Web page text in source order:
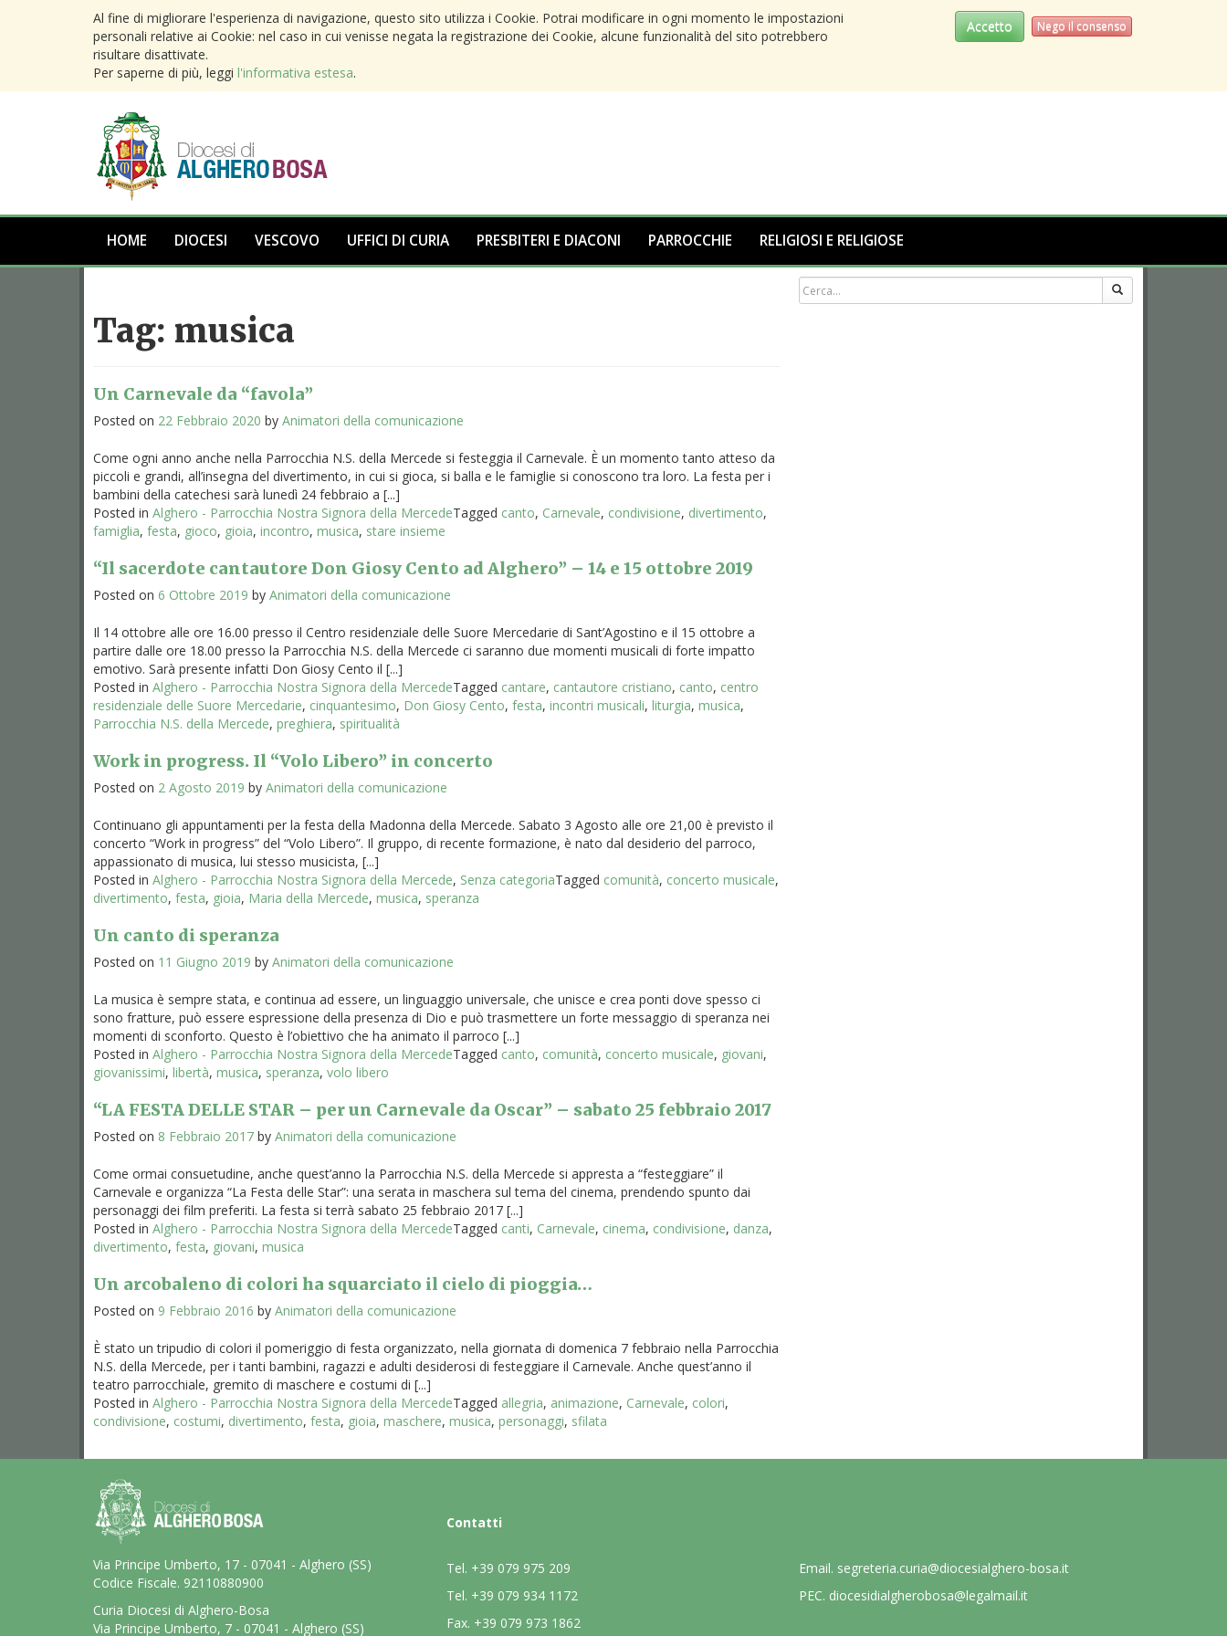
Al fine di migliorare l'esperienza di navigazione, questo sito utilizza i Cookie. Potrai modificare in ogni momento le impostazioni
personali relative ai Cookie: nel caso in cui venisse negata la registrazione dei Cookie, alcune funzionalità del sito potrebbero
risultare disattivate.
Per saperne di più, leggi l'informativa estesa.
Accetto Nego il consenso
HOME DIOCESI VESCOVO UFFICI DI CURIA PRESBITERI E DIACONI PARROCCHIE RELIGIOSI E RELIGIOSE
Tag: musica
Un Carnevale da “favola”
Posted on 22 Febbraio 2020 by Animatori della comunicazione
Come ogni anno anche nella Parrocchia N.S. della Mercede si festeggia il Carnevale. È un momento tanto atteso da
piccoli e grandi, all’insegna del divertimento, in cui si gioca, si balla e le famiglie si conoscono tra loro. La festa per i
bambini della catechesi sarà lunedì 24 febbraio a [...]
Posted in Alghero - Parrocchia Nostra Signora della MercedeTagged canto, Carnevale, condivisione, divertimento,
famiglia, festa, gioco, gioia, incontro, musica, stare insieme
“Il sacerdote cantautore Don Giosy Cento ad Alghero” – 14 e 15 ottobre 2019
Posted on 6 Ottobre 2019 by Animatori della comunicazione
Il 14 ottobre alle ore 16.00 presso il Centro residenziale delle Suore Mercedarie di Sant’Agostino e il 15 ottobre a
partire dalle ore 18.00 presso la Parrocchia N.S. della Mercede ci saranno due momenti musicali di forte impatto
emotivo. Sarà presente infatti Don Giosy Cento il [...]
Posted in Alghero - Parrocchia Nostra Signora della MercedeTagged cantare, cantautore cristiano, canto, centro
residenziale delle Suore Mercedarie, cinquantesimo, Don Giosy Cento, festa, incontri musicali, liturgia, musica,
Parrocchia N.S. della Mercede, preghiera, spiritualità
Work in progress. Il “Volo Libero” in concerto
Posted on 2 Agosto 2019 by Animatori della comunicazione
Continuano gli appuntamenti per la festa della Madonna della Mercede. Sabato 3 Agosto alle ore 21,00 è previsto il
concerto “Work in progress” del “Volo Libero”. Il gruppo, di recente formazione, è nato dal desiderio del parroco,
appassionato di musica, lui stesso musicista, [...]
Posted in Alghero - Parrocchia Nostra Signora della Mercede, Senza categoriaTagged comunità, concerto musicale,
divertimento, festa, gioia, Maria della Mercede, musica, speranza
Un canto di speranza
Posted on 11 Giugno 2019 by Animatori della comunicazione
La musica è sempre stata, e continua ad essere, un linguaggio universale, che unisce e crea ponti dove spesso ci
sono fratture, può essere espressione della presenza di Dio e può trasmettere un forte messaggio di speranza nei
momenti di sconforto. Questo è l’obiettivo che ha animato il parroco [...]
Posted in Alghero - Parrocchia Nostra Signora della MercedeTagged canto, comunità, concerto musicale, giovani,
giovanissimi, libertà, musica, speranza, volo libero
“LA FESTA DELLE STAR – per un Carnevale da Oscar” – sabato 25 febbraio 2017
Posted on 8 Febbraio 2017 by Animatori della comunicazione
Come ormai consuetudine, anche quest’anno la Parrocchia N.S. della Mercede si appresta a “festeggiare” il
Carnevale e organizza “La Festa delle Star”: una serata in maschera sul tema del cinema, prendendo spunto dai
personaggi dei film preferiti. La festa si terrà sabato 25 febbraio 2017 [...]
Posted in Alghero - Parrocchia Nostra Signora della MercedeTagged canti, Carnevale, cinema, condivisione, danza,
divertimento, festa, giovani, musica
Un arcobaleno di colori ha squarciato il cielo di pioggia…
Posted on 9 Febbraio 2016 by Animatori della comunicazione
È stato un tripudio di colori il pomeriggio di festa organizzato, nella giornata di domenica 7 febbraio nella Parrocchia
N.S. della Mercede, per i tanti bambini, ragazzi e adulti desiderosi di festeggiare il Carnevale. Anche quest’anno il
teatro parrocchiale, gremito di maschere e costumi di [...]
Posted in Alghero - Parrocchia Nostra Signora della MercedeTagged allegria, animazione, Carnevale, colori,
condivisione, costumi, divertimento, festa, gioia, maschere, musica, personaggi, sfilata
Via Principe Umberto, 17 - 07041 - Alghero (SS)
Codice Fiscale. 92110880900
Curia Diocesi di Alghero-Bosa
Via Principe Umberto, 7 - 07041 - Alghero (SS)
Contatti
Tel. +39 079 975 209
Tel. +39 079 934 1172
Fax. +39 079 973 1862
Email. segreteria.curia@diocesialghero-bosa.it
PEC. diocesidialgherobosa@legalmail.it